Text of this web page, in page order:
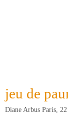
jeu de
Diane Arbus Paris,